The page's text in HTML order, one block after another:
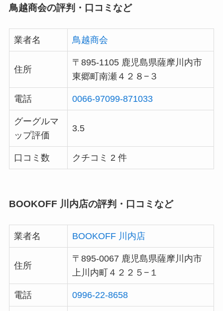
鳥越商会の評判・口コミなど
業者名 鳥越商会
住所
〒895-1105 鹿児島県薩摩川内市
東郷町南瀬４２８−３
電話 0066-97099-871033
グーグルマ
ップ評価
3.5
口コミ数 クチコミ 2 件
BOOKOFF 川内店の評判・口コミなど
業者名 BOOKOFF 川内店
住所
〒895-0067 鹿児島県薩摩川内市
上川内町４２２５−１
電話 0996-22-8658